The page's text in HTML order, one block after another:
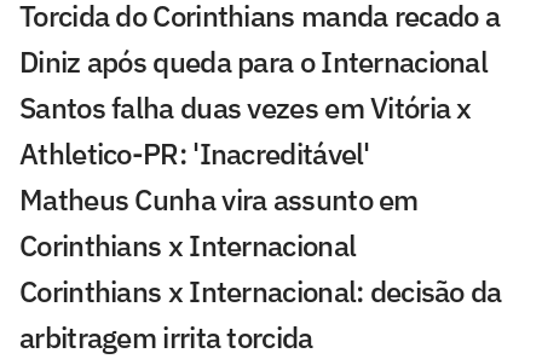
Torcida do Corinthians manda recado a
Diniz após queda para o Internacional
Santos falha duas vezes em Vitória x
Athletico-PR: 'Inacreditável'
Matheus Cunha vira assunto em
Corinthians x Internacional
Corinthians x Internacional: decisão da
arbitragem irrita torcida